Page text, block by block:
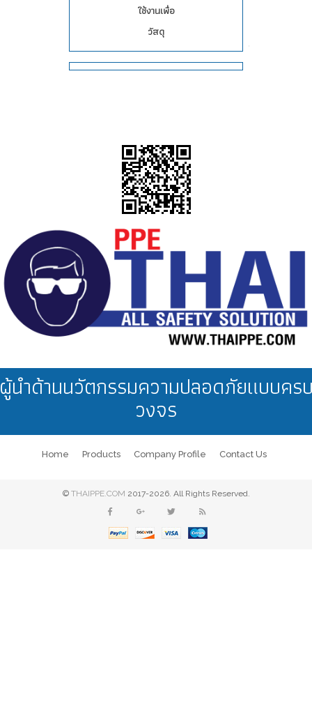
ใช้งานเพื่อ
วัสดุ
นำด้านนวัตกรรมความปลอดภัยแบบคร
วงจร
Home Products Company Profile Contact Us
© THAIPPE.COM 2017-2026. All Rights Reserved.